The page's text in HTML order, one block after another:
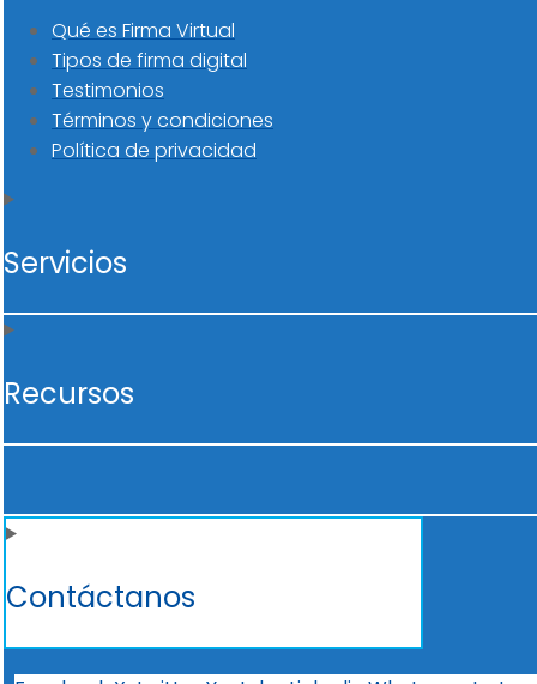
Qué es Firma Virtual
Tipos de firma digital
Testimonios
Términos y condiciones
Política de privacidad
Servicios
Recursos
Contáctanos